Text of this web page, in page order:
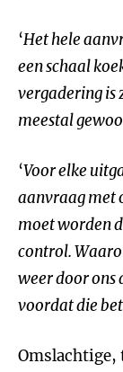
‘Het hele
een schaal
vergadering is
meestal
‘Voor elke
aanvraag met
moet worden
control.
weer door ons
voordat die
Omslachtige,